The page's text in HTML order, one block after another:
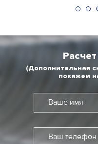
(Дополнительная
покажем
Ваше имя
Ваш телефон